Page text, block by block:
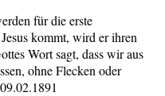
für die erste
kommt, wird er ihren
Wort sagt, dass wir aus
ohne Flecken oder